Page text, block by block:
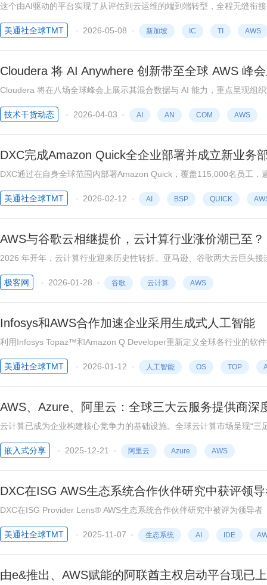
这个由AI驱动的平台实现了从评估到云运维的端到端转型，全程无缝衔接。 新加坡2026年5月7日 /美通社/ -- 全球领先的技术公司
“转型服务即软件”模式的Trianz，今日在AWS新加坡峰会上宣布正式推
美通社全球TMT
2026-05-08 新加坡 IC TI AWS
Cloudera 将 AI Anywhere 创新带至全球 AWS 峰
Cloudera 将在八场全球峰会上展示其混合数据与 AI 能力，重点呈现组
技术干货动态
2026-04-03 AI AN COM AWS
DXC完成Amazon Quick全企业部署并成立新业务
DXC通过在自身全球范围内部署Amazon Quick，覆盖115,000名员工，
新DXC Amazon Quick Practice业务部门帮助客户在复杂、多...
美通社全球TMT
2026-02-12 AI BSP QUICK
AWS与谷歌云相继提价，云计算行业涨价潮已至？
2026 年开年，云计算行业迎来历史性转折。亚马逊、谷歌两大云巨头
惯例。
极客网
2026-01-28 谷歌 云计算 AWS
Infosys和AWS合作加速企业采用生成式人工智能
利用Infosys Topaz™和Amazon Q Developer重新定义全球各行业的软件交付和客户价值 印度班加罗尔2026
数字服务和咨询的全球领军者Infosys（NSE,BSE, NYSE: INFY）近日宣
美通社全球TMT
2026-01-12 人工智能 OS TOP
AWS、Azure、阿里云：全球三大云服务提供商深
云计算已成为企业构建核心竞争力的基础设施。全球云计算市场呈现“
占据主导地位。本文将从技术架构、服务生态、市场定位及典型场景四
嵌入式分享
2025-12-21 阿里云 Azure AWS
DXC在ISG AWS生态系统合作伙伴研究中获评领
DXC在ISG Provider Lens® AWS生态系统合作伙伴研究中被评为领导者 DXC在ISG的AWS合作伙伴评估中全球斩获16项大奖 弗吉尼亚
州阿什本2025年11月6日 /美通社/ -- 全球领先的财富500强技术服务提
美通社全球TMT
2025-11-07 生态系统 AI IDE
由e&推出、AWS赋能的阿联酋主权启动平台现已